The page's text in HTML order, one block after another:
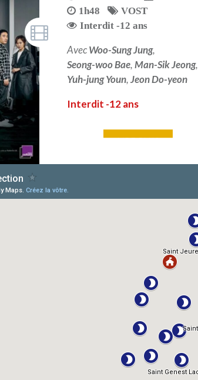
1h48
VOST
Interdit -12 ans
AvecWoo-Sung Jung,
Seong-woo Bae,Man-Sik Jeong,
Yuh-jung Youn,Jeon Do-yeon
Interdit -12 ans
LIRE PLUS